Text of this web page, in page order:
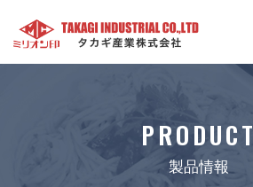
PRODUCT
製品情報